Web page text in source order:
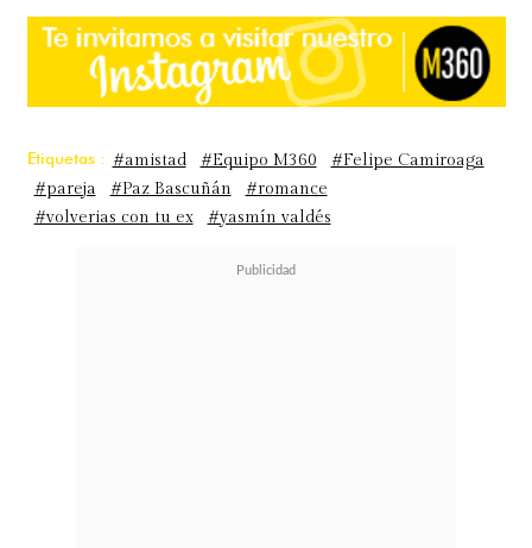
Etiquetas : #amistad #Equipo M360
#Felipe Camiroaga
#pareja
#Paz Bascuñán
#romance
#volverias con tu ex
#yasmín valdés